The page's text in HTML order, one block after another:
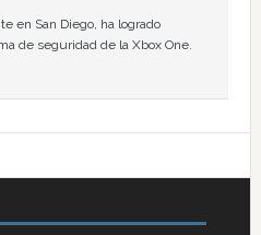
en San Diego, ha logrado
de seguridad de la Xbox One.